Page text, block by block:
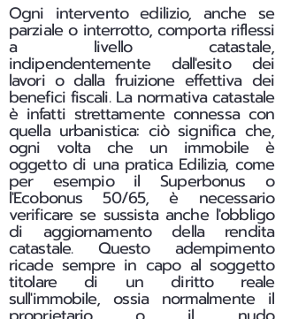
Ogni intervento edilizio, anche se
parziale o interrotto, comporta riflessi
a livello catastale,
indipendentemente dall'esito dei
lavori o dalla fruizione effettiva dei
benefici fiscali. La normativa catastale
è infatti strettamente connessa con
quella urbanistica: ciò significa che,
ogni volta che un immobile è
oggetto di una pratica Edilizia, come
per esempio il Superbonus o
l'Ecobonus 50/65, è necessario
verificare se sussista anche l'obbligo
di aggiornamento della rendita
catastale. Questo adempimento
ricade sempre in capo al soggetto
titolare di un diritto reale
sull'immobile, ossia normalmente il